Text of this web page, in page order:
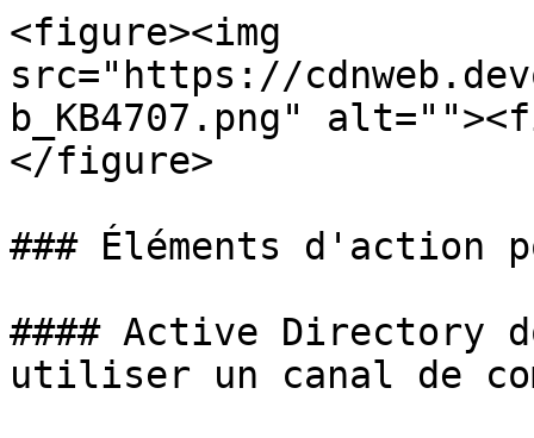
<figure><img
src="https://
b_KB4707.png"
</figure>
### Éléments d'action
#### Active Directory
utiliser un canal de